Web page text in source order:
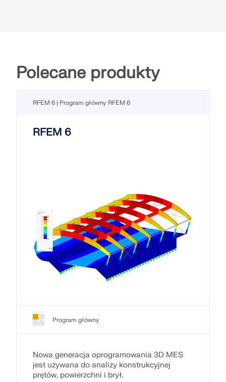
Połaczenie wartw bez możliwości ścinania
Polecane produkty
RFEM 6 | Program główny RFEM 6
RFEM 6
Program główny
Nowa generacja oprogramowania 3D MES
jest używana do analizy konstrukcyjnej
prętów, powierzchni i brył.